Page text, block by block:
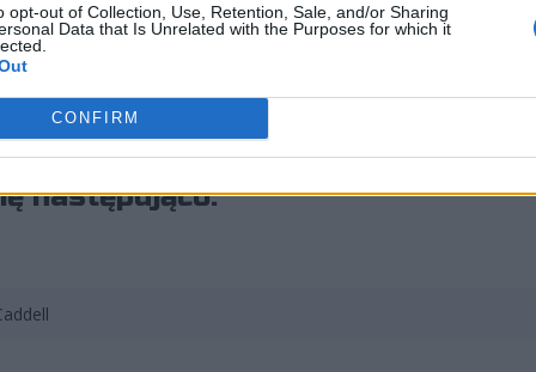
opt-out of Collection, Use, Retention, Sale, and/or Sharing
Data that Is Unrelated with the Purposes for which it
CONFIRM
w 2016 roku kibicowałam SK w CS-ie. A teraz widzę
pojawiali się w dużych organizacjach
– stwierdziła
"Samsi" Caddell, członkini EXCEL ESPORTS,
SK– stwierdziła Niemka. Ostatnie dwa fotele zgarnęły
następująco: